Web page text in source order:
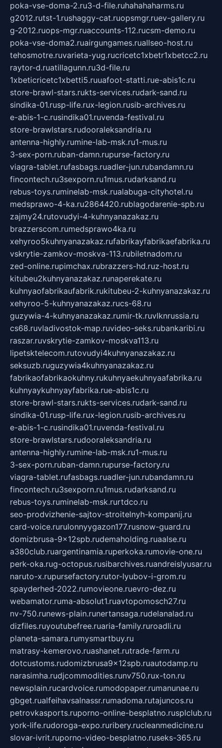
poka-vse-doma-2.ru3-d-file.ruhahahaharms.ru
g2012.rutst-1.rushaggy-cat.ruopsmgr.ruev-gallery.ru
g-2012.ruops-mgr.ruaccounts-112.rucsm-demo.ru
poka-vse-doma2.ruairgungames.ruallseo-host.ru
tehosmotre.ruvarieta-yug.rucricetc1xbetr1xbetcc2.ru
raytor-d.ruatillagunn.ru3d-file.ru
1xbeticricetc1xbetti5.ruuafoot-statti.rue-abis1c.ru
store-brawl-stars.rukts-services.rudark-sand.ru
sindika-01.rusp-life.rux-legion.rusib-archives.ru
e-abis-1-c.rusindika01.ruvenda-festival.ru
store-brawlstars.rudooraleksandria.ru
antenna-highly.rumine-lab-msk.ru1-mus.ru
3-sex-porn.ruban-damn.rupurse-factory.ru
viagra-tablet.rufasbags.ruadler-jun.rubandamn.ru
fincontech.ru3sexporn.ru1mus.rudarksand.ru
rebus-toys.ruminelab-msk.rualabuga-cityhotel.ru
medsprawo-4-ka.ru2864420.rublagodarenie-spb.ru
zajmy24.rutovudyi-4-kuhnyanazakaz.ru
brazzerscom.rumedsprawo4ka.ru
xehyroo5kuhnyanazakaz.rufabrikayfabrikaefabrika.ru
vskrytie-zamkov-moskva-113.rubiletnadom.ru
zed-online.rupimchax.rubrazzers-hd.ruz-host.ru
kitubeu2kuhnyanazakaz.runaperekate.ru
kuhnyaofabrikaufabrik.rukitubeu-2-kuhnyanazakaz.ru
xehyroo-5-kuhnyanazakaz.rucs-68.ru
guzywia-4-kuhnyanazakaz.rumir-tk.ruvlknrussia.ru
cs68.ruvladivostok-map.ruvideo-seks.rubankaribi.ru
raszar.ruvskrytie-zamkov-moskva113.ru
lipetsktelecom.rutovudyi4kuhnyanazakaz.ru
seksuzb.ruguzywia4kuhnyanazakaz.ru
fabrikaofabrikaokuhny.rukuhnyaekuhnyaafabrika.ru
kuhnyaykuhnyayfabrika.rue-abis1c.ru
store-brawl-stars.rukts-services.rudark-sand.ru
sindika-01.rusp-life.rux-legion.rusib-archives.ru
e-abis-1-c.rusindika01.ruvenda-festival.ru
store-brawlstars.rudooraleksandria.ru
antenna-highly.rumine-lab-msk.ru1-mus.ru
3-sex-porn.ruban-damn.rupurse-factory.ru
viagra-tablet.rufasbags.ruadler-jun.rubandamn.ru
fincontech.ru3sexporn.ru1mus.rudarksand.ru
rebus-toys.ruminelab-msk.rurtdco.ru
seo-prodvizhenie-sajtov-stroitelnyh-kompanij.ru
card-voice.rurulonnyygazon177.rusnow-guard.ru
domizbrusa-9x12spb.rudemaholding.ruaalse.ru
a380club.ruargentinamia.ruperkoka.rumovie-one.ru
perk-oka.rug-octopus.rusibarchives.ruandreislyusar.ru
naruto-x.rupursefactory.rutor-lyubov-i-grom.ru
spayderhed-2022.rumovieone.ruevro-dez.ru
webamator.ruma-absolut1.ruavtopomosch27.ru
nv-750.runews-plain.runertansaga.rudelanalad.ru
dizfiles.ruyoutubefree.ruaria-family.ruroadli.ru
planeta-samara.rumysmartbuy.ru
matrasy-kemerovo.ruashanet.rutrade-farm.ru
dotcustoms.rudomizbrusa9x12spb.ruautodamp.ru
narasimha.rudjcommodities.runv750.rux-ton.ru
newsplain.rucardvoice.rumodopaper.rumanunae.ru
gbget.rualfeihavsalnassr.rumadoma.rutajuncos.ru
petrovkasports.ruporno-online-besplatno.rusplclub.ru
york-life.rudoroga-expo.ruribery.rucleanmedicine.ru
slovar-ivrit.ruporno-video-besplatno.ruseks-365.ru